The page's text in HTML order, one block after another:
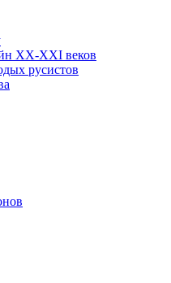
XX-XXI веков
русистов